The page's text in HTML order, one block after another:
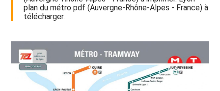
plan du métro pdf (Auvergne-Rhône-Alpes - France) à
télécharger.